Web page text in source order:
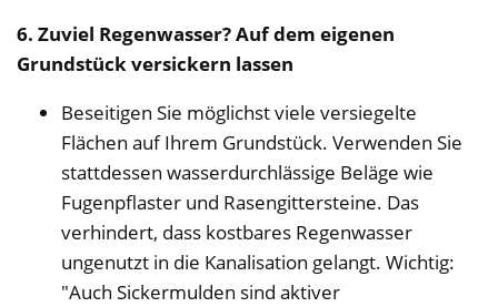
6. Zuviel Regenwasser? Auf dem eigenen
Grundstück versickern lassen
Beseitigen Sie möglichst viele versiegelte
Flächen auf Ihrem Grundstück. Verwenden Sie
stattdessen wasserdurchlässige Beläge wie
Fugenpflaster und Rasengittersteine. Das
verhindert, dass kostbares Regenwasser
ungenutzt in die Kanalisation gelangt. Wichtig:
"Auch Sickermulden sind aktiver